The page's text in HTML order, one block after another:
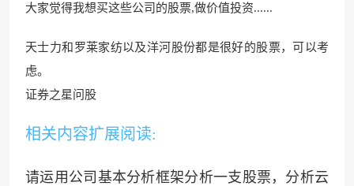
大家觉得我想买这些公司的股票,做价值投资......
天士力和罗莱家纺以及洋河股份都是很好的股票，可以考
虑。
证券之星问股
相关内容扩展阅读:
请运用公司基本分析框架分析一支股票，分析云